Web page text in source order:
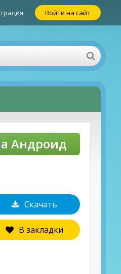
Войти на сайт
Андроид
Скачать
В закладки